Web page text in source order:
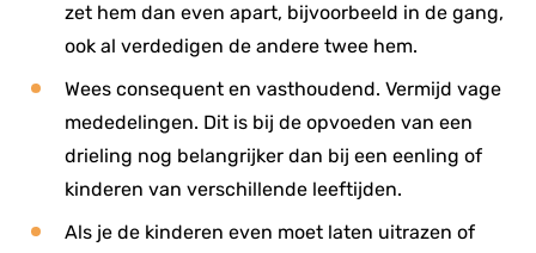
zet hem dan even apart, bijvoorbeeld in de gang,
ook al verdedigen de andere twee hem.
Wees consequent en vasthoudend. Vermijd vage
mededelingen. Dit is bij de opvoeden van een
drieling nog belangrijker dan bij een eenling of
kinderen van verschillende leeftijden.
Als je de kinderen even moet laten uitrazen of